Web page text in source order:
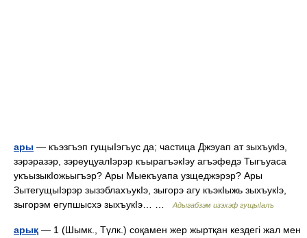
ары — къэзгъэп гущыIэгъус да; частица Джэуап ат зыхъукIэ,
зэрэразэр, зэреуцуалIэрэр къырагъэкIэу агъэфедэ Тыгъуаса
укъызыкIожьыгъэр? Ары Мыекъуапа узщеджэрэр? Ары
ЗытегущыIэрэр зызэблахъукIэ, зыгорэ агу къэкIыжь зыхъукIэ,
зыгорэм егупшысхэ зыхъукIэ… …
Адыгабзэм изэхэф гущыIалъ
арық — 1 (Шымк., Түлк.) соқамен жер жыртқан кездегі жал мен